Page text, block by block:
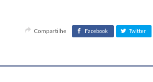
Compartilhe Facebook Twitter